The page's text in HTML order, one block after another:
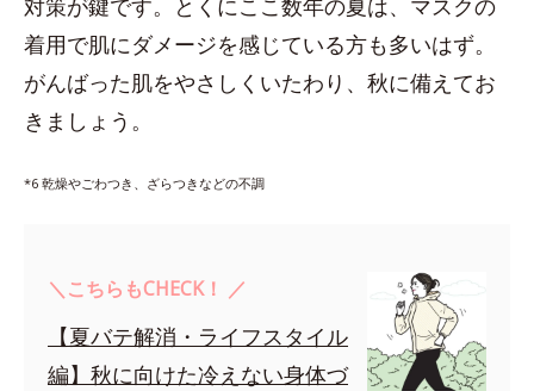
対策が鍵です。とくにここ数年の夏は、マスクの
着用で肌にダメージを感じている方も多いはず。
がんばった肌をやさしくいたわり、秋に備えてお
きましょう。
*6 乾燥やごわつき、ざらつきなどの不調
＼こちらもCHECK！ ／
【夏バテ解消・ライフスタイル
編】秋に向けた冷えない身体づ